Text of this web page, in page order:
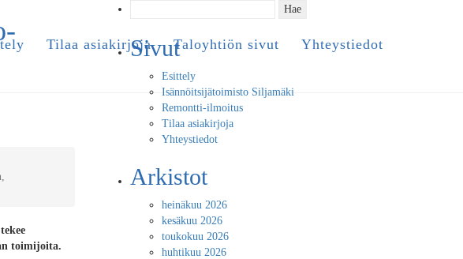
Tilaa asiakirjoja Taloyhtiön sivut Yhteystiedot
toimijoita.
Sivut
Esittely
Isännöitsijätoimisto Siljamäki
Remontti-ilmoitus
Tilaa asiakirjoja
Yhteystiedot
Arkistot
heinäkuu 2026
kesäkuu 2026
toukokuu 2026
huhtikuu 2026